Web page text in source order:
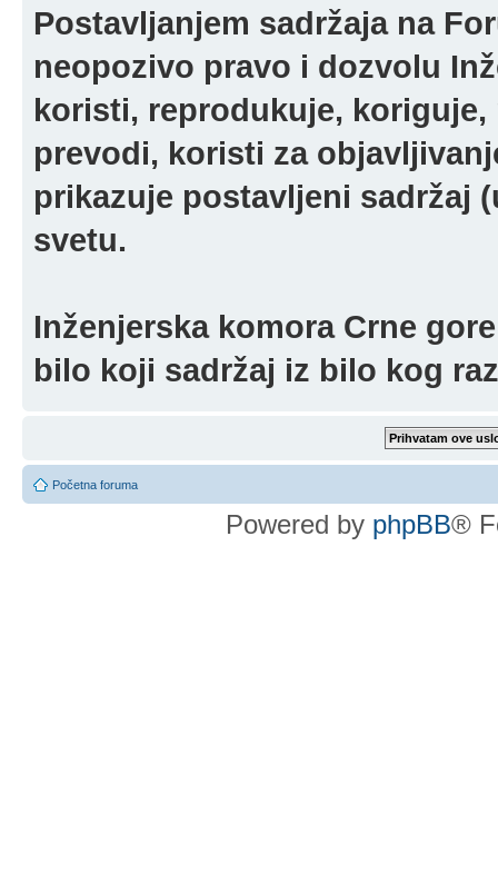
Postavljanjem sadržaja na
neopozivo pravo i dozvolu
koristi, reprodukuje,
prevodi, koristi za
prikazuje postavljeni sadržaj
svetu.
Inženjerska komora Crne
bilo koji sadržaj iz bilo kog
Početna foruma
Powered by phpBB®